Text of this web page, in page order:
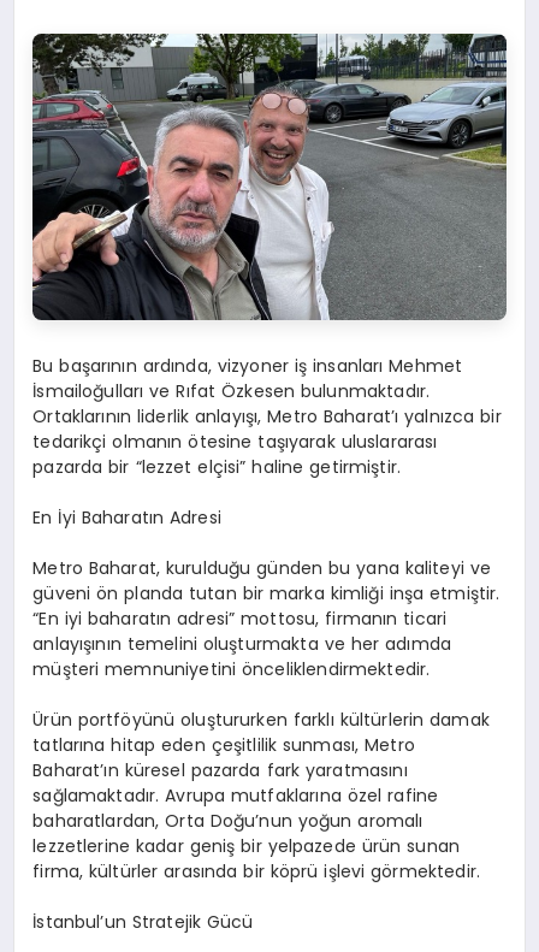
Bu başarının ardında, vizyoner iş insanları Mehmet
İsmailoğulları ve Rıfat Özkesen bulunmaktadır.
Ortaklarının liderlik anlayışı, Metro Baharat’ı yalnızca bir
tedarikçi olmanın ötesine taşıyarak uluslararası
pazarda bir “lezzet elçisi” haline getirmiştir.
En İyi Baharatın Adresi
Metro Baharat, kurulduğu günden bu yana kaliteyi ve
güveni ön planda tutan bir marka kimliği inşa etmiştir.
“En iyi baharatın adresi” mottosu, firmanın ticari
anlayışının temelini oluşturmakta ve her adımda
müşteri memnuniyetini önceliklendirmektedir.
Ürün portföyünü oluştururken farklı kültürlerin damak
tatlarına hitap eden çeşitlilik sunması, Metro
Baharat’ın küresel pazarda fark yaratmasını
sağlamaktadır. Avrupa mutfaklarına özel rafine
baharatlardan, Orta Doğu’nun yoğun aromalı
lezzetlerine kadar geniş bir yelpazede ürün sunan
firma, kültürler arasında bir köprü işlevi görmektedir.
İstanbul’un Stratejik Gücü